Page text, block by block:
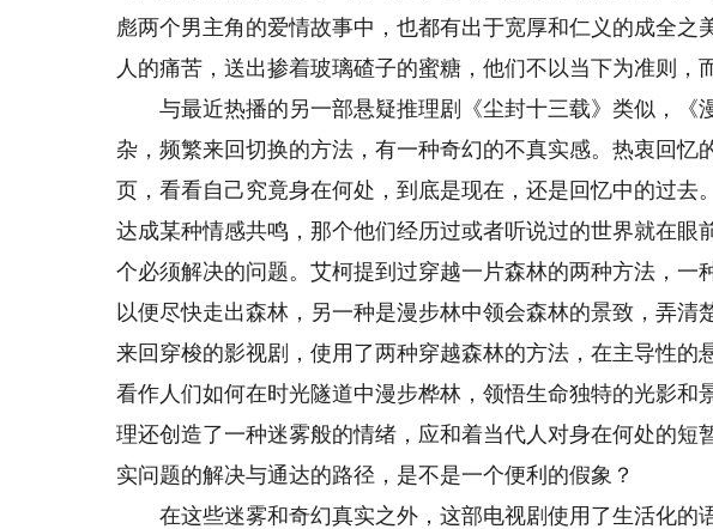
彪两个男主角的爱情故事中，也都有出于宽厚和仁义的成全之
人的痛苦，送出掺着玻璃碴子的蜜糖，他们不以当下为准则，
与最近热播的另一部悬疑推理剧《尘封十三载》类似，《
杂，频繁来回切换的方法，有一种奇幻的不真实感。热衷回忆
页，看看自己究竟身在何处，到底是现在，还是回忆中的过去
达成某种情感共鸣，那个他们经历过或者听说过的世界就在眼
个必须解决的问题。艾柯提到过穿越一片森林的两种方法，一
以便尽快走出森林，另一种是漫步林中领会森林的景致，弄清
来回穿梭的影视剧，使用了两种穿越森林的方法，在主导性的
看作人们如何在时光隧道中漫步桦林，领悟生命独特的光影和
理还创造了一种迷雾般的情绪，应和着当代人对身在何处的短
实问题的解决与通达的路径，是不是一个便利的假象？
在这些迷雾和奇幻真实之外，这部电视剧使用了生活化的